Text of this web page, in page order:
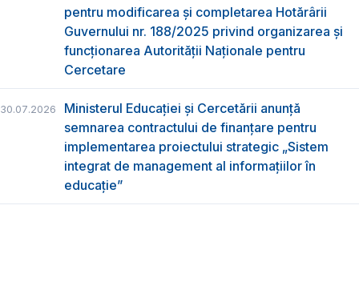
pentru modificarea și completarea Hotărârii
Guvernului nr. 188/2025 privind organizarea şi
funcţionarea Autorităţii Naţionale pentru
Cercetare
30.07.2026
Ministerul Educației și Cercetării anunță
semnarea contractului de finanțare pentru
implementarea proiectului strategic „Sistem
integrat de management al informațiilor în
educație”